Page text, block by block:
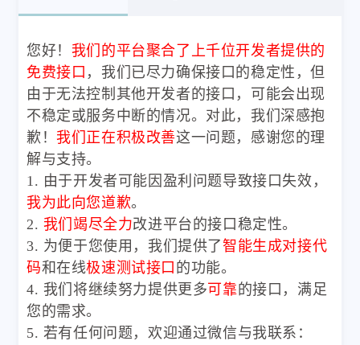
您好！ 我们的平台聚合了上千位开发者提供的
免费接口 ，我们已尽力确保接口的稳定性，但
由于无法控制其他开发者的接口，可能会出现
不稳定或服务中断的情况。对此，我们深感抱
歉！ 我们正在积极改善这一问题，感谢您的理
解与支持。
1. 由于开发者可能因盈利问题导致接口失效，
我为此向您道歉。
2. 我们竭尽全力改进平台的接口稳定性。
3. 为便于您使用，我们提供了智能生成对接代
码和在线极速测试接口 的功能。
4. 我们将继续努力提供更多可靠的接口，满足
您的需求。
5. 若有任何问题，欢迎通过微信与我联系：